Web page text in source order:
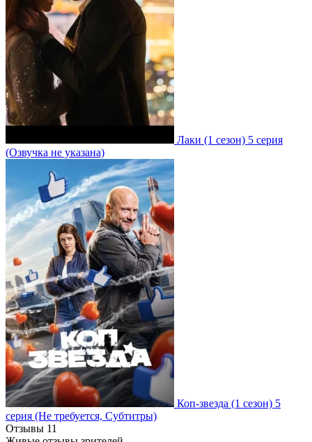
Лаки (1 сезон) 5 серия
(Озвучка не указана)
Коп-звезда (1 сезон) 5
серия (Не требуется, Субтитры)
Отзывы 11